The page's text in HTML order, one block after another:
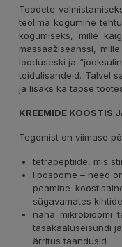
Toodete
teolima kogumine
kogumiseks, mille
massaažiseanssi,
looduseski ja
toidulisandeid. Talvel
ja lisaks ka täpse
KREEMIDE KOOSTIS
Tegemist on viimase
tetrapeptiide, mis
liposoome – need
peamine
sügavamates
naha mikrobioomi
tasakaaluseisundi
ärritus taandusid